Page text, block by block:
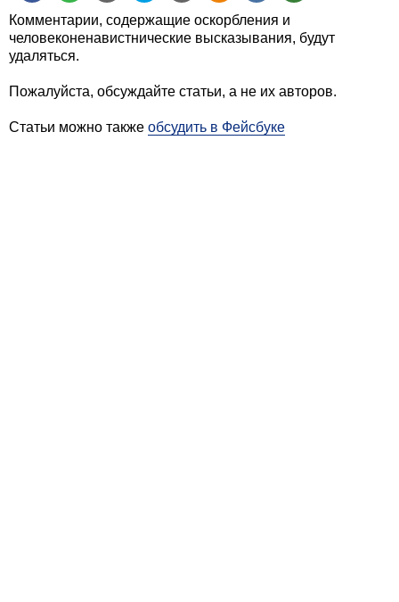
Комментарии, содержащие оскорбления и
человеконенавистнические высказывания, будут
удаляться.
Пожалуйста, обсуждайте статьи, а не их авторов.
Статьи можно также обсудить в Фейсбуке